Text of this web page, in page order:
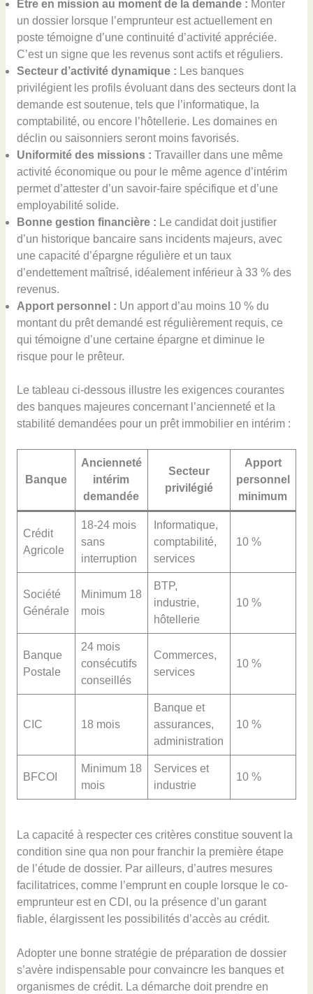
Être en mission au moment de la demande : Monter
un dossier lorsque l’emprunteur est actuellement en
poste témoigne d’une continuité d’activité appréciée.
C’est un signe que les revenus sont actifs et réguliers.
Secteur d’activité dynamique : Les banques
privilégient les profils évoluant dans des secteurs dont la
demande est soutenue, tels que l’informatique, la
comptabilité, ou encore l’hôtellerie. Les domaines en
déclin ou saisonniers seront moins favorisés.
Uniformité des missions : Travailler dans une même
activité économique ou pour le même agence d’intérim
permet d’attester d’un savoir-faire spécifique et d’une
employabilité solide.
Bonne gestion financière : Le candidat doit justifier
d’un historique bancaire sans incidents majeurs, avec
une capacité d’épargne régulière et un taux
d’endettement maîtrisé, idéalement inférieur à 33 % des
revenus.
Apport personnel : Un apport d’au moins 10 % du
montant du prêt demandé est régulièrement requis, ce
qui témoigne d’une certaine épargne et diminue le
risque pour le prêteur.
Le tableau ci-dessous illustre les exigences courantes
des banques majeures concernant l’ancienneté et la
stabilité demandées pour un prêt immobilier en intérim :
Banque
Ancienneté
intérim
demandée
Secteur
privilégié
Apport
personnel
minimum
Crédit
Agricole
18-24 mois
sans
interruption
Informatique,
comptabilité,
services
10 %
Société
Générale
Minimum 18
mois
BTP,
industrie,
hôtellerie
10 %
Banque
Postale
24 mois
consécutifs
conseillés
Commerces,
services
10 %
CIC 18 mois
Banque et
assurances,
administration
10 %
BFCOI
Minimum 18
mois
Services et
industrie
10 %
La capacité à respecter ces critères constitue souvent la
condition sine qua non pour franchir la première étape
de l’étude de dossier. Par ailleurs, d’autres mesures
facilitatrices, comme l’emprunt en couple lorsque le co-
emprunteur est en CDI, ou la présence d’un garant
fiable, élargissent les possibilités d’accès au crédit.
Adopter une bonne stratégie de préparation de dossier
s’avère indispensable pour convaincre les banques et
organismes de crédit. La démarche doit prendre en